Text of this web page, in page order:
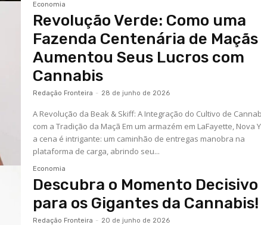
Economia
Revolução Verde: Como uma
Fazenda Centenária de Maçãs
Aumentou Seus Lucros com
Cannabis
Redação Fronteira - 28 de junho de 2026
A Revolução da Beak & Skiff: A Integração do Cultivo de
com a Tradição da Maçã Em um armazém em LaFayette, Nova
a cena é intrigante: um caminhão de entregas manobra na
plataforma de carga, abrindo seu...
Economia
Descubra o Momento Decisivo
para os Gigantes da Cannabis!
Redação Fronteira - 20 de junho de 2026